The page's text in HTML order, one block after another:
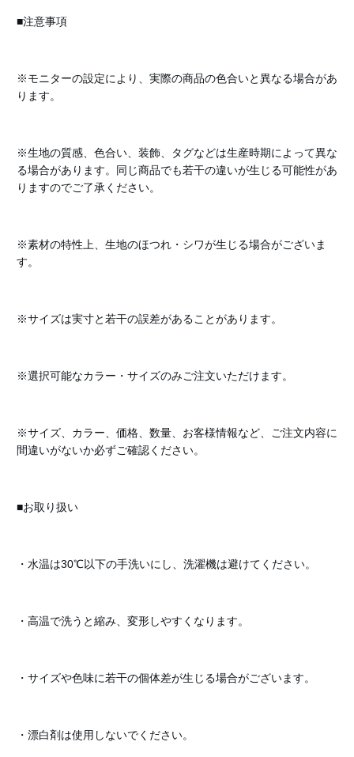
■注意事項
※モニターの設定により、実際の商品の色合いと異なる場合があ
ります。
※生地の質感、色合い、装飾、タグなどは生産時期によって異な
る場合があります。同じ商品でも若干の違いが生じる可能性があ
りますのでご了承ください。
※素材の特性上、生地のほつれ・シワが生じる場合がございま
す。
※サイズは実寸と若干の誤差があることがあります。
※選択可能なカラー・サイズのみご注文いただけます。
※サイズ、カラー、価格、数量、お客様情報など、ご注文内容に
間違いがないか必ずご確認ください。
■お取り扱い
・水温は30℃以下の手洗いにし、洗濯機は避けてください。
・高温で洗うと縮み、変形しやすくなります。
・サイズや色味に若干の個体差が生じる場合がございます。
・漂白剤は使用しないでください。